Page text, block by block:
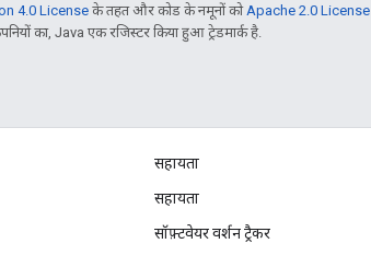
4.0 Licenseके तहत और कोड के नमूनों को Apache 2.0 License
का, Java एक रजिस्टर किया हुआ ट्रेडमार्क है.
सहायता
सहायता
सॉफ़्टवेयर वर्शन ट्रैकर